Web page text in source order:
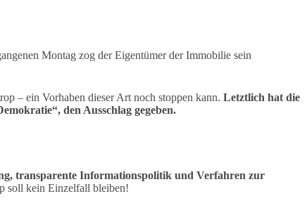
Montag zog der Eigentümer der Immobilie sein
– ein Vorhaben dieser Art noch stoppen kann. Letztlich hat die
den Ausschlag gegeben.
transparente Informationspolitik und Verfahren zur
soll kein Einzelfall bleiben!